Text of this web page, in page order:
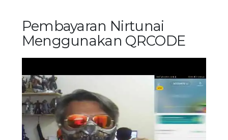
Pembayaran Nirtunai
Menggunakan QRCODE